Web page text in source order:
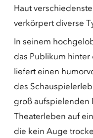
Haut
verkörpert diverse
In seinem
das Publikum hinter
liefert einen
des
groß aufspielenden
Theaterleben auf
die kein Auge